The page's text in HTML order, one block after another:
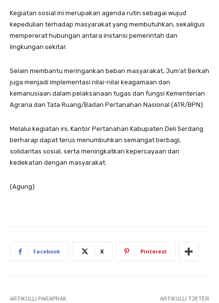
Kegiatan sosial ini merupakan agenda rutin sebagai wujud
kepedulian terhadap masyarakat yang membutuhkan, sekaligus
mempererat hubungan antara instansi pemerintah dan
lingkungan sekitar.
Selain membantu meringankan beban masyarakat, Jum’at Berkah
juga menjadi implementasi nilai-nilai keagamaan dan
kemanusiaan dalam pelaksanaan tugas dan fungsi Kementerian
Agraria dan Tata Ruang/Badan Pertanahan Nasional (ATR/BPN).
Melalui kegiatan ini, Kantor Pertanahan Kabupaten Deli Serdang
berharap dapat terus menumbuhkan semangat berbagi,
solidaritas sosial, serta meningkatkan kepercayaan dan
kedekatan dengan masyarakat.
(Agung)
Facebook X Pinterest
ARTIKULLI PARAPRAK ARTIKULLI TJETËR